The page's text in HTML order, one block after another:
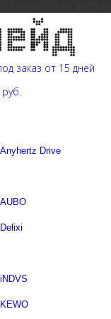
заказ от 15 дней
Drive